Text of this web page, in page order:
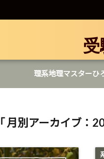
理系地理マスターひ
「 月別アーカイブ：